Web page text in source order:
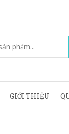
GIỚI THIỆU